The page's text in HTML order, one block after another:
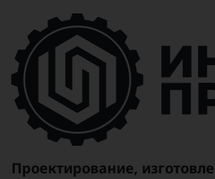
Проектирование,